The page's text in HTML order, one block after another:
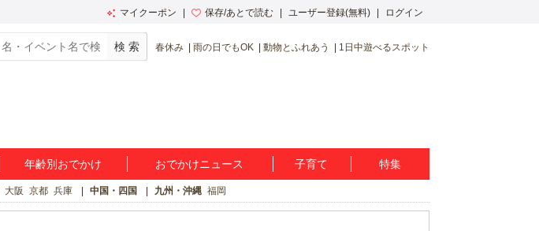
マイクーポン 保存/あとで読む ユーザー登録(無料) ログイン
春休み 雨の日でもOK 動物とふれあう 1日中遊べるスポット
年齢別おでかけ おでかけニュース 子育て 特集
大阪 京都 兵庫 中国・四国 九州・沖縄 福岡